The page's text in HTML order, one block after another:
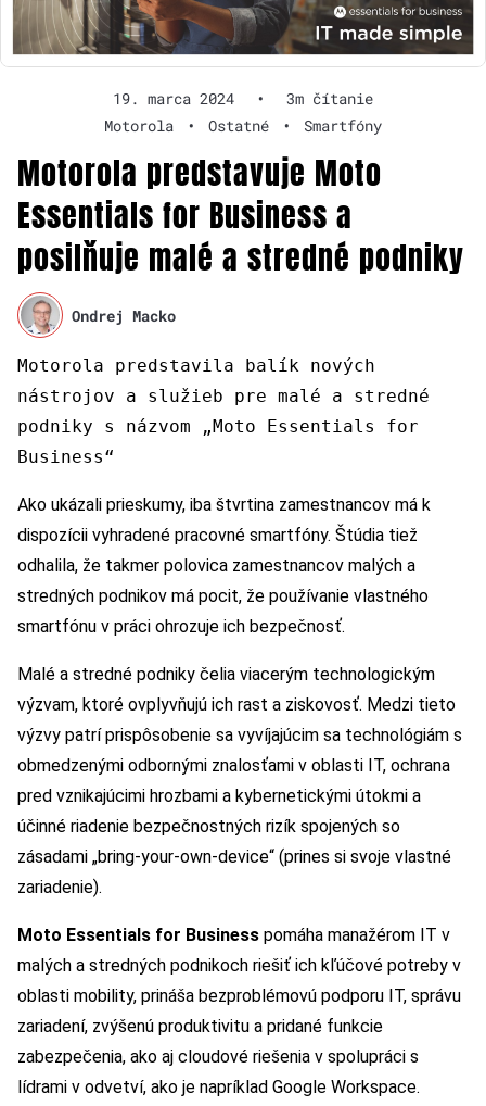
19. marca 2024 •
3m čítanie
Motorola
• Ostatné • Smartfóny
Motorola predstavuje Moto
Essentials for Business a
posilňuje malé a stredné podniky
Ondrej Macko
Motorola predstavila balík nových
nástrojov a služieb pre malé a stredné
podniky s názvom „Moto Essentials for
Business“
Ako ukázali prieskumy, iba štvrtina zamestnancov má k
dispozícii vyhradené pracovné smartfóny. Štúdia tiež
odhalila, že takmer polovica zamestnancov malých a
stredných podnikov má pocit, že používanie vlastného
smartfónu v práci ohrozuje ich bezpečnosť.
Malé a stredné podniky čelia viacerým technologickým
výzvam, ktoré ovplyvňujú ich rast a ziskovosť. Medzi tieto
výzvy patrí prispôsobenie sa vyvíjajúcim sa technológiám s
obmedzenými odbornými znalosťami v oblasti IT, ochrana
pred vznikajúcimi hrozbami a kybernetickými útokmi a
účinné riadenie bezpečnostných rizík spojených so
zásadami „bring-your-own-device“ (prines si svoje vlastné
zariadenie).
Moto Essentials for Business pomáha manažérom IT v
malých a stredných podnikoch riešiť ich kľúčové potreby v
oblasti mobility, prináša bezproblémovú podporu IT, správu
zariadení, zvýšenú produktivitu a pridané funkcie
zabezpečenia, ako aj cloudové riešenia v spolupráci s
lídrami v odvetví, ako je napríklad Google Workspace.